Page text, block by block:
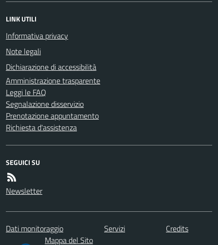
LINK UTILI
Informativa privacy
Note legali
Dichiarazione di accessibilità
Amministrazione trasparente
Leggi le FAQ
Segnalazione disservizio
Prenotazione appuntamento
Richiesta d'assistenza
SEGUICI SU
Newsletter
Dati monitoraggio Servizi
Credits
Mappa del Sito